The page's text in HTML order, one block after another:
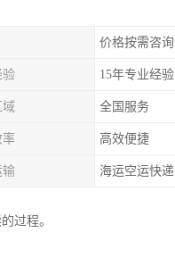
价格按需咨询
验 15年专业经验
域 全国服务
率 高效便捷
输 海运空运快递
过程。